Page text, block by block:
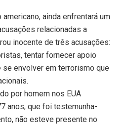
americano, ainda enfrentará um
relacionadas a
inocente de três acusações:
tentar fornecer apoio
se envolver em terrorismo que
por homem nos EUA
anos, que foi testemunha-
não esteve presente no